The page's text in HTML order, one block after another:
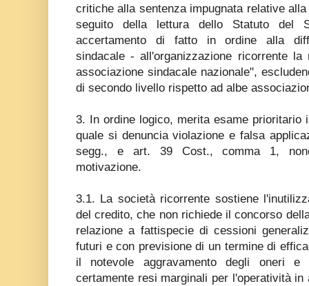
critiche alla sentenza impugnata relative
seguito della lettura dello Statuto del
accertamento di fatto in ordine alla
sindacale - all'organizzazione ricorrente
associazione sindacale nazionale",
di secondo livello rispetto ad albe
3. In ordine logico, merita esame
quale si denuncia violazione e falsa
segg., e art. 39 Cost., comma 1,
motivazione.
3.1. La società ricorrente sostiene
del credito, che non richiede il concorso
relazione a fattispecie di cessioni
futuri e con previsione di un termine di
il notevole aggravamento degli oneri
certamente resi marginali per l'operatività in